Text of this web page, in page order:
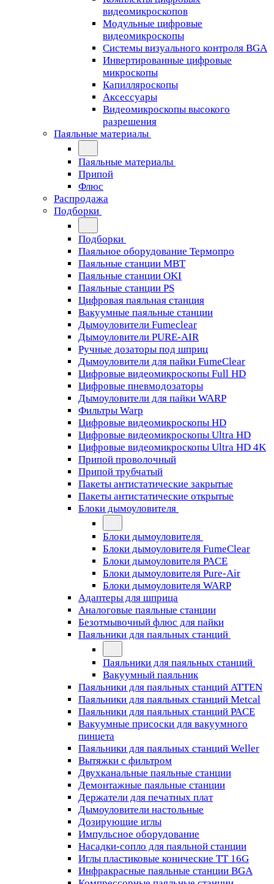
видеомикроскопов
Модульные цифровые
видеомикроскопы
Cистемы визуального контроля BGA
Инвертированные цифровые
микроскопы
Капилляроскопы
Аксессуары
Видеомикроскопы высокого
разрешения
Паяльные материалы
Паяльные материалы
Припой
Флюс
Распродажа
Подборки
Подборки
Паяльное оборудование Термопро
Паяльные станции MBT
Паяльные станции OKI
Паяльные станции PS
Цифровая паяльная станция
Вакуумные паяльные станции
Дымоуловители Fumeclear
Дымоуловители PURE-AIR
Ручные дозаторы под шприц
Дымоуловители для пайки FumeClear
Цифровые видеомикроскопы Full HD
Цифровые пневмодозаторы
Дымоуловители для пайки WARP
Фильтры Warp
Цифровые видеомикроскопы HD
Цифровые видеомикроскопы Ultra HD
Цифровые видеомикроскопы Ultra HD 4K
Припой проволочный
Припой трубчатый
Пакеты антистатические закрытые
Пакеты антистатические открытые
Блоки дымоуловителя
Блоки дымоуловителя
Блоки дымоуловителя FumeClear
Блоки дымоуловителя PACE
Блоки дымоуловителя Pure-Air
Блоки дымоуловителя WARP
Адаптеры для шприца
Аналоговые паяльные станции
Безотмывочный флюс для пайки
Паяльники для паяльных станций
Паяльники для паяльных станций
Вакуумный паяльник
Паяльники для паяльных станций ATTEN
Паяльники для паяльных станций Metcal
Паяльники для паяльных станций PACE
Вакуумные присоски для вакуумного
пинцета
Паяльники для паяльных станций Weller
Вытяжки с фильтром
Двухканальные паяльные станции
Демонтажные паяльные станции
Держатели для печатных плат
Дымоуловители настольные
Дозирующие иглы
Импульсное оборудование
Насадки-сопло для паяльной станции
Иглы пластиковые конические TT 16G
Инфракрасные паяльные станции BGA